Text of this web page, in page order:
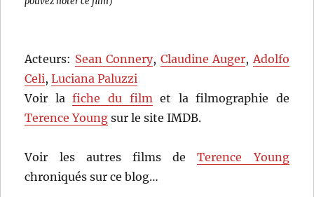
Acteurs: Sean Connery, Claudine Auger, Adolfo
Celi,Luciana Paluzzi
Voir lafiche du film et la filmographie de
Terence Young sur le site IMDB.
Voir les autres films deTerence Young
chroniqués sur ce blog…